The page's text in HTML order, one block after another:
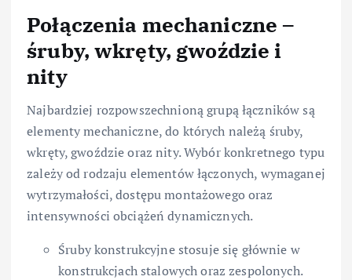
Połączenia mechaniczne –
śruby, wkręty, gwoździe i
nity
Najbardziej rozpowszechnioną grupą łączników są
elementy mechaniczne, do których należą śruby,
wkręty, gwoździe oraz nity. Wybór konkretnego typu
zależy od rodzaju elementów łączonych, wymaganej
wytrzymałości, dostępu montażowego oraz
intensywności obciążeń dynamicznych.
Śruby konstrukcyjne stosuje się głównie w
konstrukcjach stalowych oraz zespolonych.